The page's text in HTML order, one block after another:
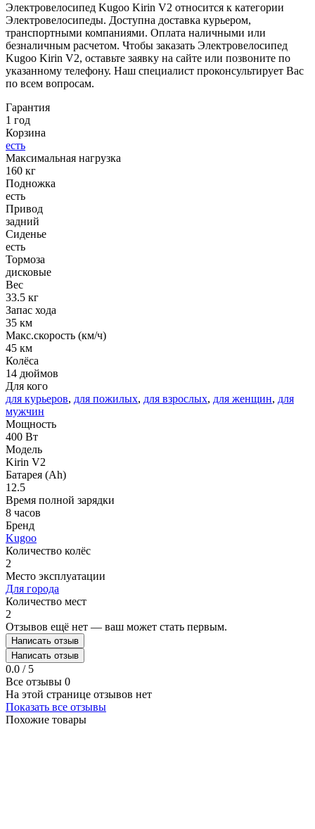
Электровелосипед Kugoo Kirin V2 относится к категории
Электровелосипеды. Доступна доставка курьером,
транспортными компаниями. Оплата наличными или
безналичным расчетом. Чтобы заказать Электровелосипед
Kugoo Kirin V2, оставьте заявку на сайте или позвоните по
указанному телефону. Наш специалист проконсультирует Вас
по всем вопросам.
Гарантия
1 год
Корзина
есть
Максимальная нагрузка
160 кг
Подножка
есть
Привод
задний
Сиденье
есть
Тормоза
дисковые
Вес
33.5 кг
Запас хода
35 км
Макс.скорость (км/ч)
45 км
Колёса
14 дюймов
Для кого
для курьеров, для пожилых, для взрослых, для женщин, для
мужчин
Мощность
400 Вт
Модель
Kirin V2
Батарея (Ah)
12.5
Время полной зарядки
8 часов
Бренд
Kugoo
Количество колёс
2
Место эксплуатации
Для города
Количество мест
2
Отзывов ещё нет — ваш может стать первым.
Написать отзыв
Написать отзыв
0.0 / 5
Все отзывы 0
На этой странице отзывов нет
Показать все отзывы
Похожие товары